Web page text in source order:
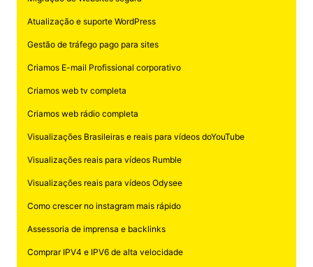
Atualização e suporte WordPress
Gestão de tráfego pago para sites
Criamos E-mail Profissional corporativo
Criamos web tv completa
Criamos web rádio completa
Visualizações Brasileiras e reais para vídeos doYouTube
Visualizações reais para vídeos Rumble
Visualizações reais para vídeos Odysee
Como crescer no instagram mais rápido
Assessoria de imprensa e backlinks
Comprar IPV4 e IPV6 de alta velocidade